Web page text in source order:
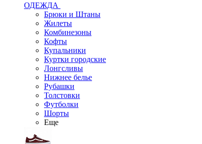
ОДЕЖДА
Брюки и Штаны
Жилеты
Комбинезоны
Кофты
Купальники
Куртки городские
Лонгсливы
Нижнее белье
Рубашки
Толстовки
Футболки
Шорты
Еще